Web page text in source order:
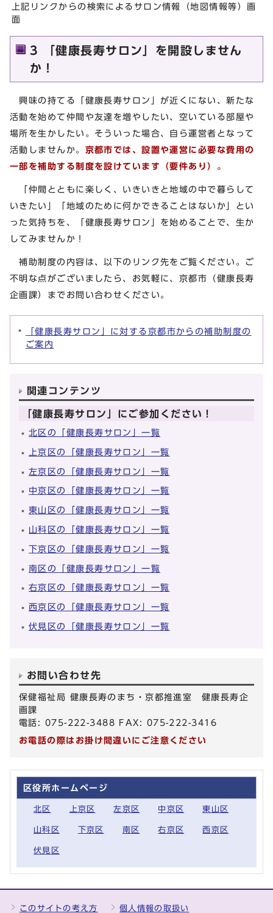
上記リンクからの検索によるサロン情報（地図情報等）画
面
3 「健康長寿サロン」を開設しません
か！
興味の持てる「健康長寿サロン」が近くにない、新たな
活動を始めて仲間や友達を増やしたい、空いている部屋や
場所を生かしたい。そういった場合、自ら運営者となって
活動しませんか。 京都市では、設置や運営に必要な費用の
一部を補助する制度を設けています（要件あり）。
「仲間とともに楽しく、いきいきと地域の中で暮らして
いきたい」「地域のために何かできることはないか」とい
った気持ちを、「健康長寿サロン」を始めることで、生か
してみませんか！
補助制度の内容は、以下のリンク先をご覧ください。ご
不明な点がございましたら、お気軽に、京都市（健康長寿
企画課）までお問い合わせください。
「健康長寿サロン」に対する京都市からの補助制度の
ご案内
関連コンテンツ
「健康長寿サロン」にご参加ください！
北区の「健康長寿サロン」一覧
上京区の「健康長寿サロン」一覧
左京区の「健康長寿サロン」一覧
中京区の「健康長寿サロン」一覧
東山区の「健康長寿サロン」一覧
山科区の「健康長寿サロン」一覧
下京区の「健康長寿サロン」一覧
南区の「健康長寿サロン」一覧
右京区の「健康長寿サロン」一覧
西京区の「健康長寿サロン」一覧
伏見区の「健康長寿サロン」一覧
お問い合わせ先
保健福祉局 健康長寿のまち・京都推進室 健康長寿企
画課
電話: 075-222-3488 FAX: 075-222-3416
お電話の際はお掛け間違いにご注意ください
区役所ホームページ
北区 上京区 左京区 中京区 東山区
山科区 下京区 南区 右京区 西京区
伏見区
このサイトの考え方 個人情報の取扱い